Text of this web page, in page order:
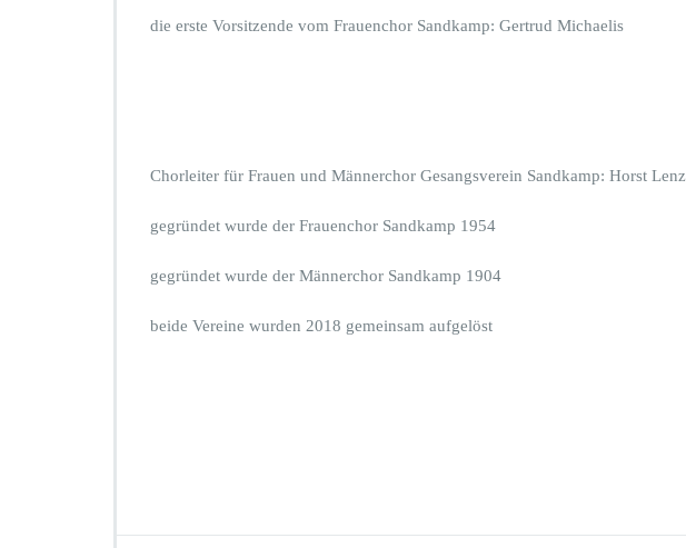
die erste Vorsitzende vom Frauenchor Sandkamp: Gertrud Michaelis
Chorleiter für Frauen und Männerchor Gesangsverein Sandkamp: Horst Lenz
gegründet wurde der Frauenchor Sandkamp 1954
gegründet wurde der Männerchor Sandkamp 1904
beide Vereine wurden 2018 gemeinsam aufgelöst